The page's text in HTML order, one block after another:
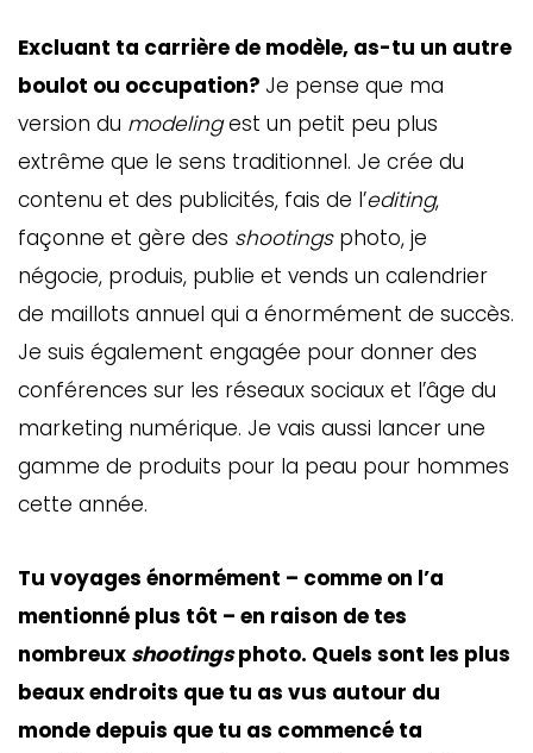
Excluant ta carrière de modèle, as-tu un autre
boulot ou occupation? Je pense que ma
version du modelingest un petit peu plus
extrême que le sens traditionnel. Je crée du
contenu et des publicités, fais de l’editing,
façonne et gère des shootings photo, je
négocie, produis, publie et vends un calendrier
de maillots annuel qui a énormément de succès.
Je suis également engagée pour donner des
conférences sur les réseaux sociaux et l’âge du
marketing numérique. Je vais aussi lancer une
gamme de produits pour la peau pour hommes
cette année.
Tu voyages énormément – comme on l’a
mentionné plus tôt – en raison de tes
nombreux shootingsphoto. Quels sont les plus
beaux endroits que tu as vus autour du
monde depuis que tu as commencé ta